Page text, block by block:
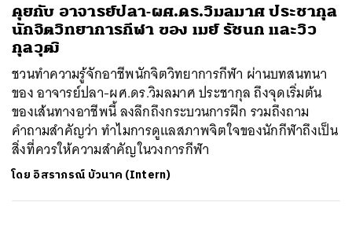
คุยกับ อาจารย์ปลา-ผศ.ดร.วิมลมาศ ประชากุล
นักจิตวิทยาการกีฬา ของ เมย์ รัชนก และวิว
กุลวุฒิ
ชวนทำความรู้จักอาชีพนักจิตวิทยาการกีฬา ผ่านบทสนทนา
ของ อาจารย์ปลา-ผศ.ดร.วิมลมาศ ประชากุล ถึงจุดเริ่มต้น
ของเส้นทางอาชีพนี้ ลงลึกถึงกระบวนการฝึก รวมถึงถาม
คำถามสำคัญว่า ทำไมการดูแลสภาพจิตใจของนักกีฬาถึงเป็น
สิ่งที่ควรให้ความสำคัญในวงการกีฬา
โดย อิสราภรณ์ บัวนาค (Intern)